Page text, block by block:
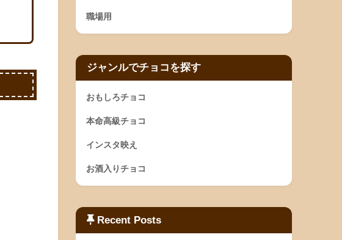
職場用
ジャンルでチョコを探す
おもしろチョコ
本命高級チョコ
インスタ映え
お酒入りチョコ
Recent Posts